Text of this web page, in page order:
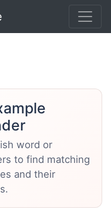
word or
to find matching
and their